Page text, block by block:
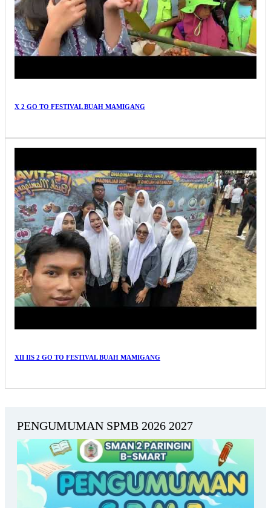
X 2 GO TO FESTIVAL BUAH MAMIGANG
XII IIS 2 GO TO FESTIVAL BUAH MAMIGANG
PENGUMUMAN SPMB 2026 2027